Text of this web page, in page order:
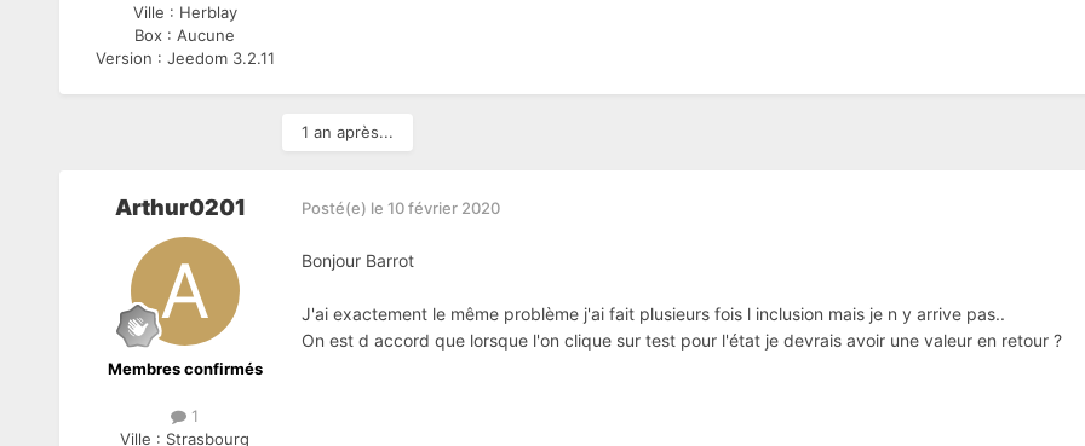
Ville : Herblay
Box :Aucune
Version : Jeedom 3.2.11
1 an après...
Arthur0201
Membres confirmés
1
Ville : Strasbourg
Posté(e) le 10 février 2020
Bonjour Barrot
J'ai exactement le même problème j'ai fait plusieurs fois l inclusion mais je n y arrive pas..
On est d accord que lorsque l'on clique sur test pour l'état je devrais avoir une valeur en retour ?